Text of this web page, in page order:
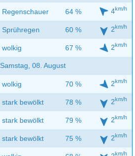
Regenschauer 64 % 4km/h
Sprühregen 60 % 2km/h
wolkig 67 % 2km/h
Samstag, 08. August
wolkig 70 % 2km/h
stark bewölkt 78 % 2km/h
stark bewölkt 79 % 2km/h
stark bewölkt 75 % 2km/h
km/h